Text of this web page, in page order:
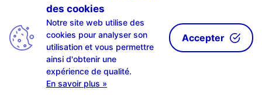
SCAN-R EST SOUTENU PAR
des cookies
Notre site web utilise des
cookies pour analyser son
utilisation et vous permettre
ainsi d'obtenir une
expérience de qualité.
En savoir plus »
Accepter